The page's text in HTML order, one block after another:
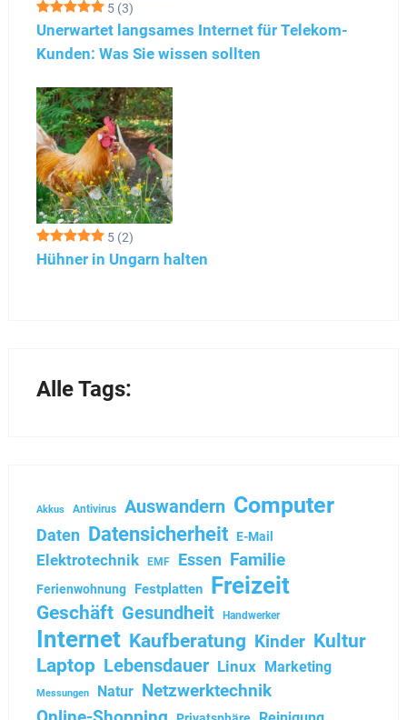
5 (3)
Unerwartet langsames Internet für Telekom-
Kunden: Was Sie wissen sollten
5 (2)
Hühner in Ungarn halten
Alle Tags:
Akkus Antivirus Auswandern Computer
Daten Datensicherheit E-Mail
Elektrotechnik EMF Essen Familie
Ferienwohnung Festplatten Freizeit
Geschäft Gesundheit Handwerker
Internet Kaufberatung Kinder Kultur
Laptop Lebensdauer Linux Marketing
Messungen Natur Netzwerktechnik